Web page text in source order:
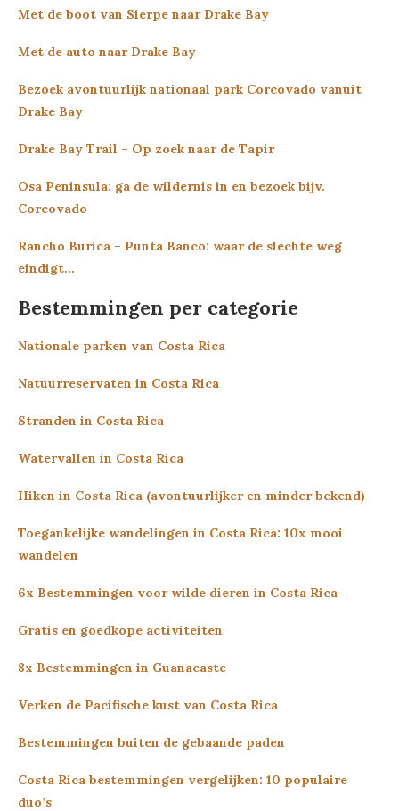
Met de boot van Sierpe naar Drake Bay
Met de auto naar Drake Bay
Bezoek avontuurlijk nationaal park Corcovado vanuit
Drake Bay
Drake Bay Trail – Op zoek naar de Tapir
Osa Peninsula: ga de wildernis in en bezoek bijv.
Corcovado
Rancho Burica – Punta Banco: waar de slechte weg
eindigt…
Bestemmingen per categorie
Nationale parken van Costa Rica
Natuurreservaten in Costa Rica
Stranden in Costa Rica
Watervallen in Costa Rica
Hiken in Costa Rica (avontuurlijker en minder bekend)
Toegankelijke wandelingen in Costa Rica: 10x mooi
wandelen
6x Bestemmingen voor wilde dieren in Costa Rica
Gratis en goedkope activiteiten
8x Bestemmingen in Guanacaste
Verken de Pacifische kust van Costa Rica
Bestemmingen buiten de gebaande paden
Costa Rica bestemmingen vergelijken: 10 populaire
duo’s